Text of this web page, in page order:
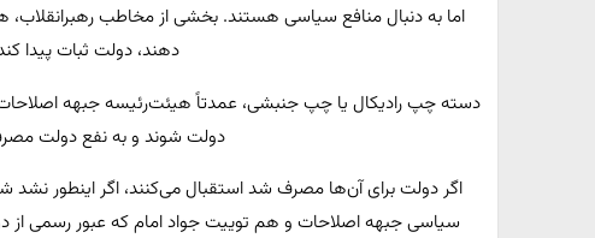
اما به دنبال منافع سیاسی هستند. بخشی از مخاطب
دهند، دولت ثبات پیدا
دسته چپ رادیکال یا چپ جنبشی، عمدتاً هیئت‌رئیسه جبهه اصلاحات
دولت شوند و به نفع دولت
اگر دولت برای آن‌ها مصرف شد استقبال می‌کنند، اگر اینطور نشد
سیاسی جبهه اصلاحات و هم توییت جواد امام که عبور رسمی از